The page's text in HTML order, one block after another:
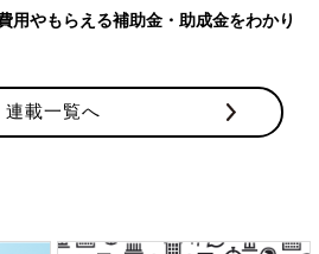
用やもらえる補助金・助成金をわかり
連載一覧へ